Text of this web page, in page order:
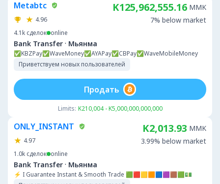
Metabtc
4.96
4.1k сделок online
Bank Transfer · Мьянма
✅KBZPay✅WaveMoney✅AYAPay✅CBPay✅WaveMobileMoney
Приветствуем новых пользователей
K125,962,555.16 MMK
7% below market
Limits: K210,004 - K5,000,000,000,000
Продать
ONLY_INSTANT
4.97
1.0k сделок online
Bank Transfer · Мьянма
⚡ I Guarantee Instant & Smooth Trade 🟩🟥🟨🟧🟦🟪🟫🟩💵
K2,013.93 MMK
3.99% below market